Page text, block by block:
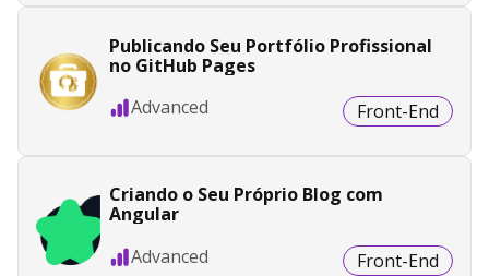
Publicando Seu Portfólio Profissional
no GitHub Pages
Advanced
Front-End
Criando o Seu Próprio Blog com
Angular
Advanced
Front-End